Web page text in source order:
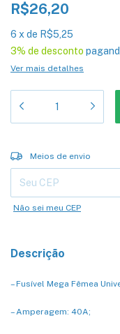
R$26,20
6 x de R$5,25
3% de desconto
Ver mais detalhes
Entregas para o CEP:
Meios de envio
Não sei meu CEP
Descrição
– Fusível Mega Fêmea
– Amperagem: 40A;